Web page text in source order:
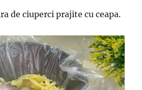
de ciuperci prajite cu ceapa.